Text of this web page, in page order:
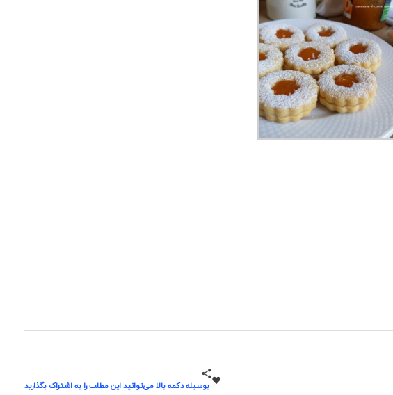
بوسیله دکمه بالا می‌توانید این مطلب را به اشتراک بگذارید